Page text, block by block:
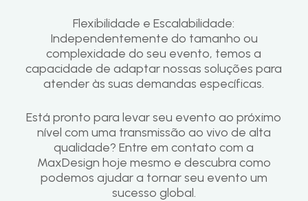
Flexibilidade e Escalabilidade:
Independentemente do tamanho ou
complexidade do seu evento, temos a
capacidade de adaptar nossas soluções para
atender às suas demandas específicas.
Está pronto para levar seu evento ao próximo
nível com uma transmissão ao vivo de alta
qualidade? Entre em contato com a
MaxDesign hoje mesmo e descubra como
podemos ajudar a tornar seu evento um
sucesso global.